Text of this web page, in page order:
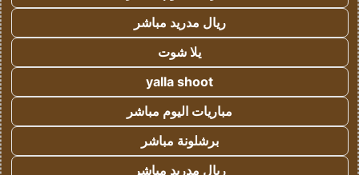
ريال مدريد مباشر
يلا شوت
yalla shoot
مباريات اليوم مباشر
برشلونة مباشر
ريال مدريد مباشر